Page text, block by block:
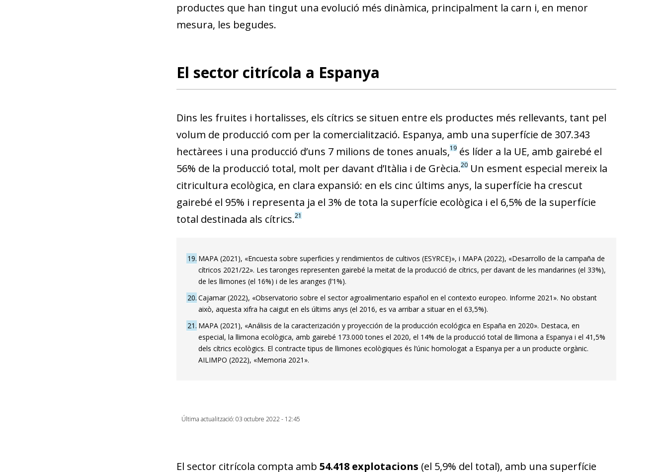
productes que han tingut una evolució més dinàmica, principalment la carn i, en menor
mesura, les begudes.
El sector citrícola a Espanya
Dins les fruites i hortalisses, els cítrics se situen entre els productes més rellevants, tant pel
volum de producció com per la comercialització. Espanya, amb una superfície de 307.343
hectàrees i una producció d’uns 7 milions de tones anuals,19és líder a la UE, amb gairebé el
56% de la producció total, molt per davant d’Itàlia i de Grècia.20Un esment especial mereix la
citricultura ecològica, en clara expansió: en els cinc últims anys, la superfície ha crescut
gairebé el 95% i representa ja el 3% de tota la superfície ecològica i el 6,5% de la superfície
total destinada als cítrics.21
19 MAPA (2021), «Encuesta sobre superficies y rendimientos de cultivos (ESYRCE)», i MAPA (2022), «Desarrollo de la campaña de
cítricos 2021/22». Les taronges representen gairebé la meitat de la producció de cítrics, per davant de les mandarines (el 33%),
de les llimones (el 16%) i de les aranges (l’1%).
20 Cajamar (2022), «Observatorio sobre el sector agroalimentario español en el contexto europeo. Informe 2021». No obstant
això, aquesta xifra ha caigut en els últims anys (el 2016, es va arribar a situar en el 63,5%).
21 MAPA (2021), «Análisis de la caracterización y proyección de la producción ecológica en España en 2020». Destaca, en
especial, la llimona ecològica, amb gairebé 173.000 tones el 2020, el 14% de la producció total de llimona a Espanya i el 41,5%
dels cítrics ecològics. El contracte tipus de llimones ecològiques és l’únic homologat a Espanya per a un producte orgànic.
AILIMPO (2022), «Memoria 2021».
Última actualització: 03 octubre 2022 - 12:45
El sector citrícola compta amb 54.418 explotacions (el 5,9% del total), amb una superfície